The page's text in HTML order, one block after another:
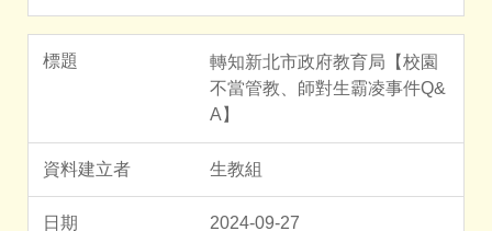
轉知新北市政府教育局【校園
不當管教、師對生霸凌事件Q&
A】
生教組
2024-09-27